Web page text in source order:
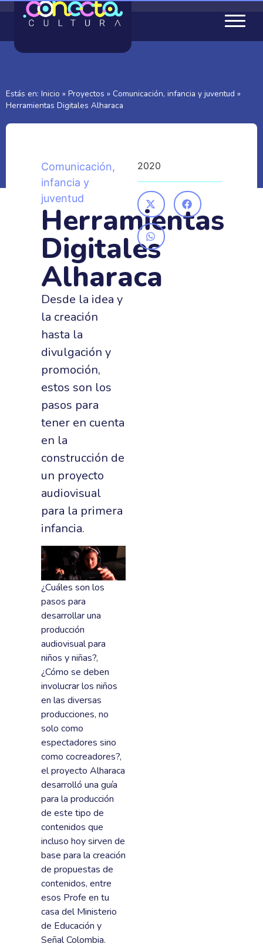
Estás en: Inicio » Proyectos » Comunicación, infancia y juventud »
Herramientas Digitales Alharaca
Comunicación,
infancia y
juventud
Herramientas
Digitales
Alharaca
Desde la idea y
la creación
hasta la
divulgación y
promoción,
estos son los
pasos para
tener en cuenta
en la
construcción de
un proyecto
audiovisual
para la primera
infancia.
¿Cuáles son los
pasos para
desarrollar una
producción
audiovisual para
niños y niñas?,
¿Cómo se deben
involucrar los niños
en las diversas
producciones, no
solo como
espectadores sino
como cocreadores?,
el proyecto Alharaca
desarrolló una guía
para la producción
de este tipo de
contenidos que
incluso hoy sirven de
base para la creación
de propuestas de
contenidos, entre
esos Profe en tu
casa del Ministerio
de Educación y
Señal Colombia.
2020